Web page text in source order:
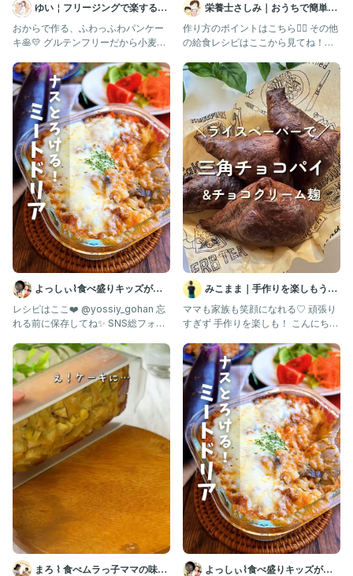
ゆい￤フリージングで楽する離
乳食 幼児食 | 簡単作りおき
おからで作る、ふわっふわパンケー
キ🥞💛 グルテンフリーだから小麦ア
よっしぃ⌇食べ盛りキッズが喜
ぶレシピ 𓌉◯𓇋
レシピはここ❤️ @yossiy_gohan 忘
れる前に保存してね✨ SNS総フォロ
まろ ⌇ 食べムラっ子ママの味方
栄養士さしみ｜おうちで簡単給
食レシピ
作り方のポイントはこちら👇🏻 その他
の給食レシピはここから見てね！
みこまま｜手作りを楽しもう♡
麹とゆる無添加レシピ
ママも家族も笑顔になれる♡ 頑張り
すぎず 手作りを楽しも！ こんにちは
よっしぃ⌇食べ盛りキッズが喜